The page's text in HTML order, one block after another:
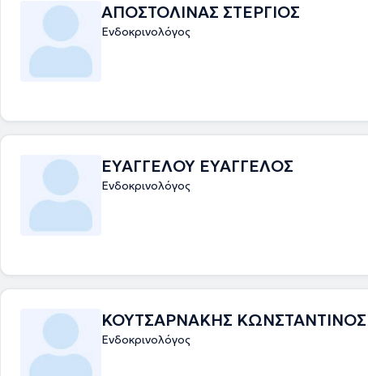
ΑΠΟΣΤΟΛΙΝΑΣ ΣΤΕΡΓΙΟΣ
Ενδοκρινολόγος
ΕΥΑΓΓΕΛΟΥ ΕΥΑΓΓΕΛΟΣ
Ενδοκρινολόγος
ΚΟΥΤΣΑΡΝΑΚΗΣ ΚΩΝΣΤΑΝΤΙΝΟΣ
Ενδοκρινολόγος